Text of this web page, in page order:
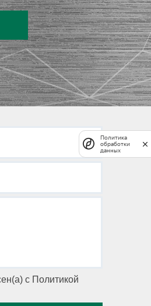
с Политикой
Политика
обработки
данных